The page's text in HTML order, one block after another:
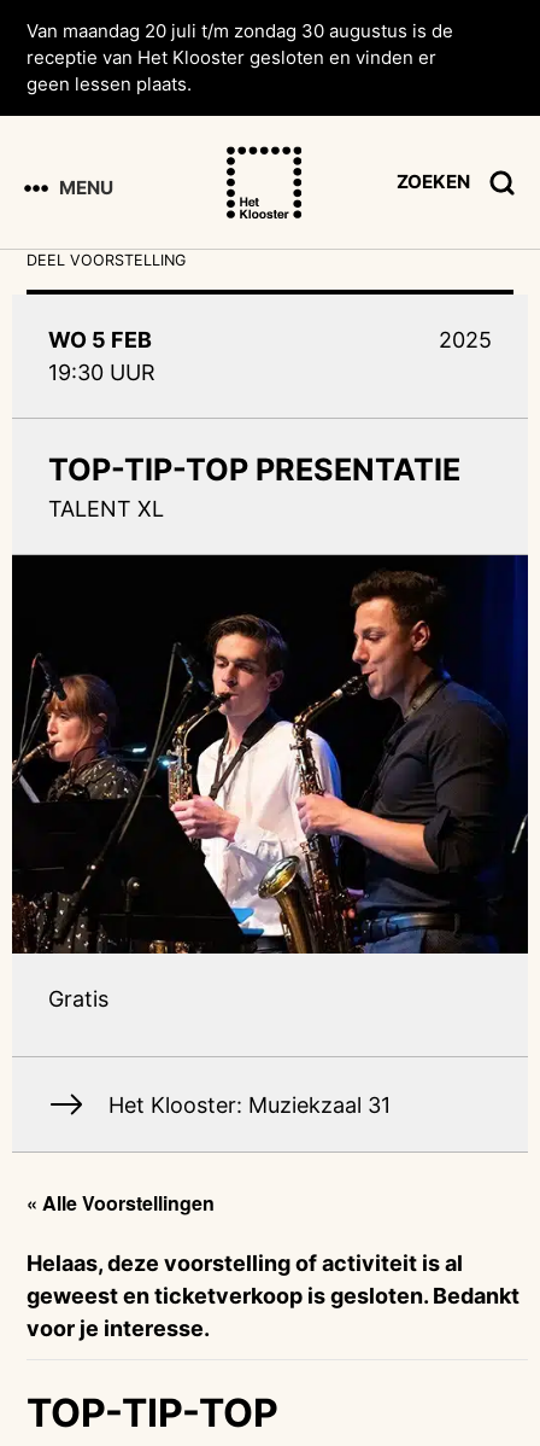
Van maandag 20 juli t/m zondag 30 augustus is de
receptie van Het Klooster gesloten en vinden er
geen lessen plaats.
MENU ZOEKEN
DEEL VOORSTELLING
« Alle Voorstellingen
Helaas, deze voorstelling of activiteit is al
geweest en ticketverkoop is gesloten. Bedankt
voor je interesse.
TOP-TIP-TOP
WO 5 FEB
19:30 UUR
2025
TOP-TIP-TOP PRESENTATIE
TALENT XL
Gratis
Het Klooster: Muziekzaal 31